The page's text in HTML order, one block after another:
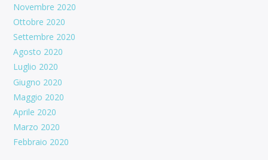
Novembre 2020
Ottobre 2020
Settembre 2020
Agosto 2020
Luglio 2020
Giugno 2020
Maggio 2020
Aprile 2020
Marzo 2020
Febbraio 2020